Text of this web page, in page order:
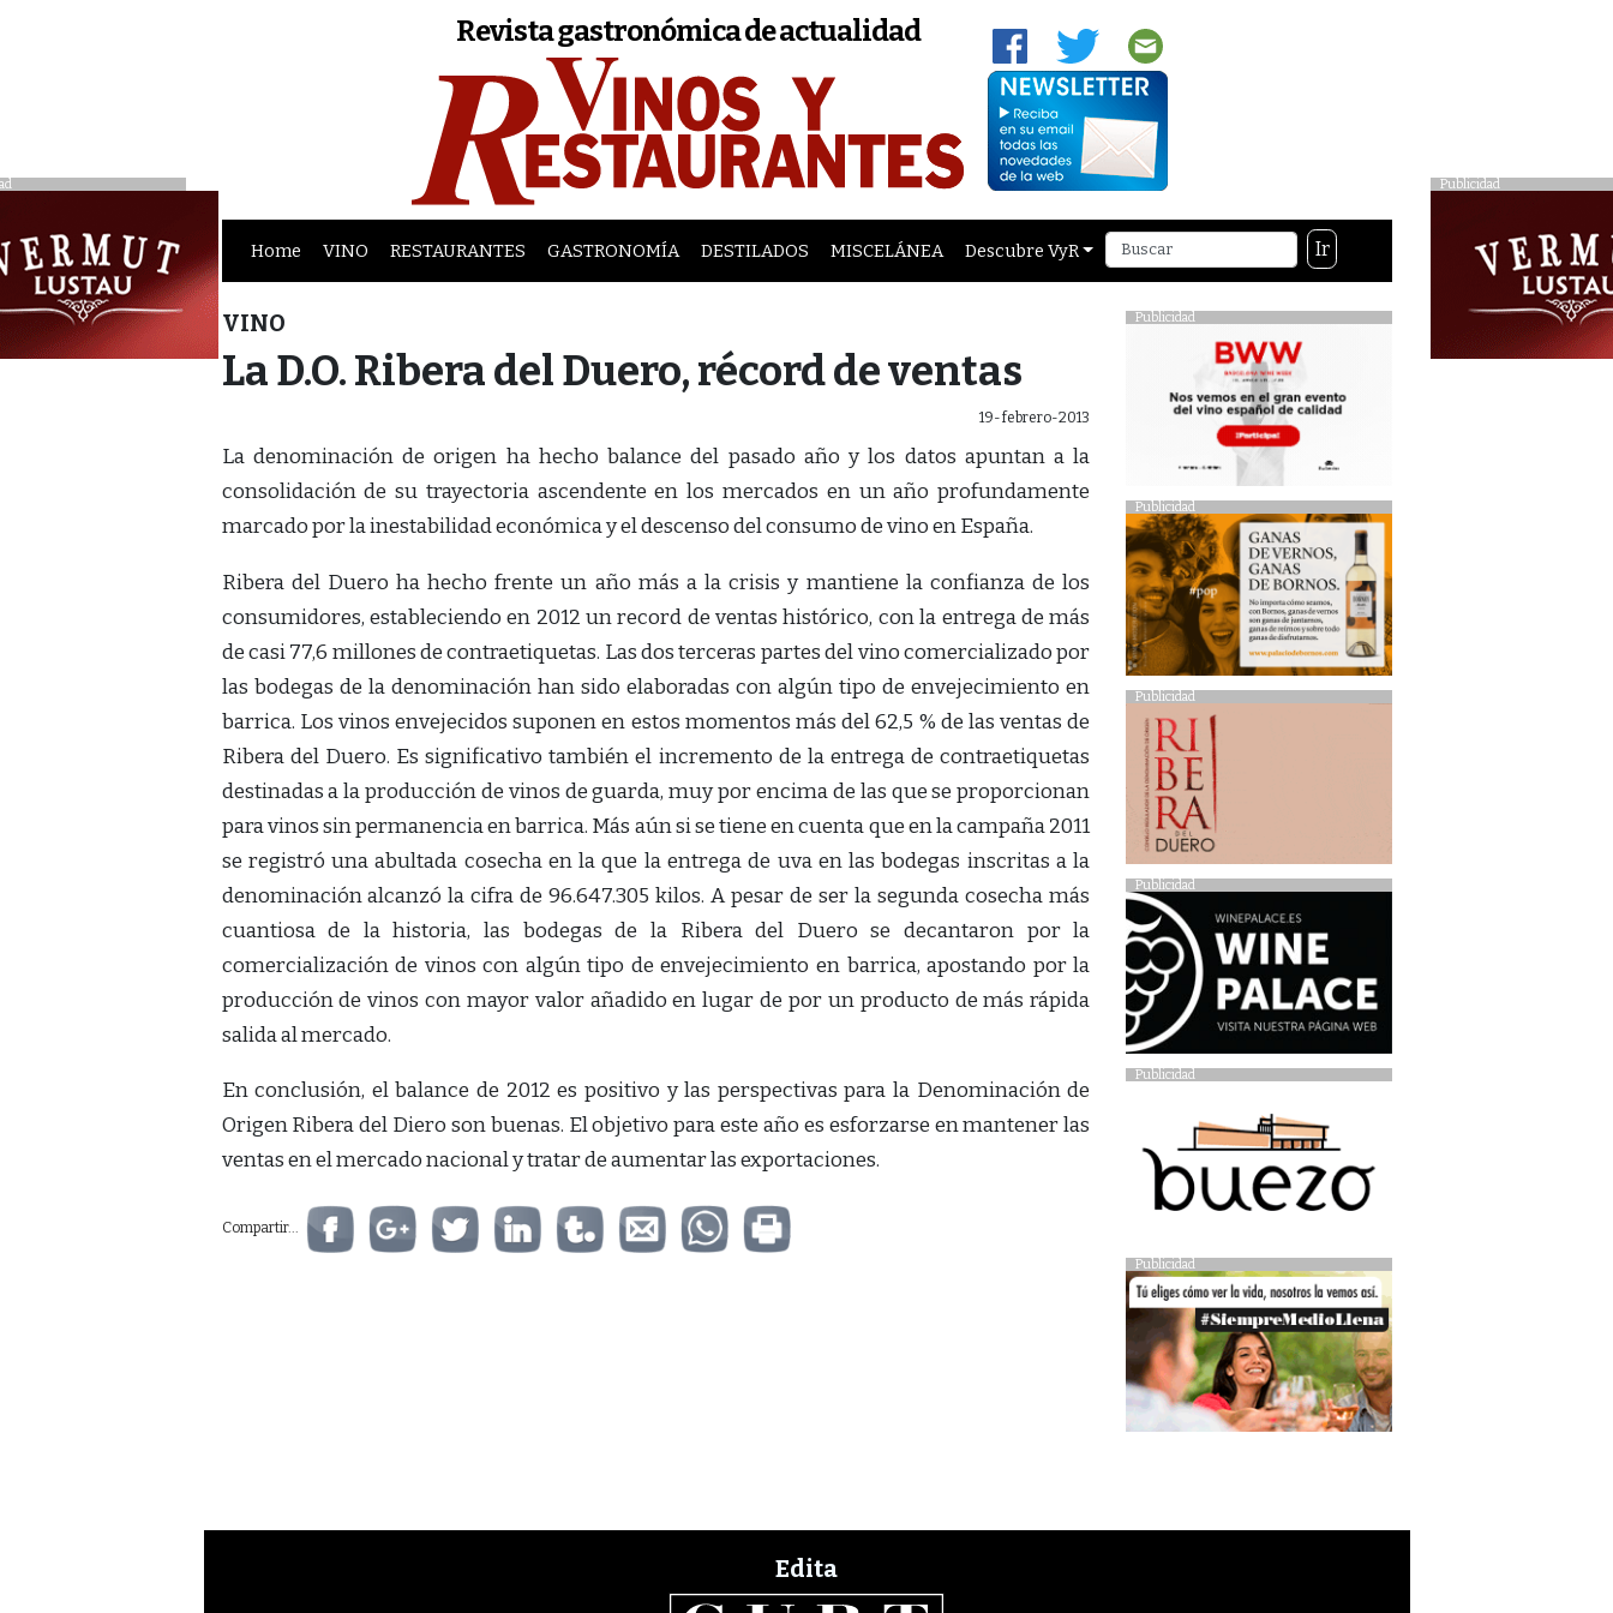
Publicidad
Revista gastronómica de actualidad
Home VINO RESTAURANTES GASTRONOMÍA DESTILADOS MISCELÁNEA Descubre VyR Ir
VINO
La D.O. Ribera del Duero, récord de ventas
19-febrero-2013
La denominación de origen ha hecho balance del pasado año y los datos apuntan a la
consolidación de su trayectoria ascendente en los mercados en un año profundamente
marcado por la inestabilidad económica y el descenso del consumo de vino en España.
Ribera del Duero ha hecho frente un año más a la crisis y mantiene la confianza de los
consumidores, estableciendo en 2012 un record de ventas histórico, con la entrega de más
de casi 77,6 millones de contraetiquetas. Las dos terceras partes del vino comercializado por
las bodegas de la denominación han sido elaboradas con algún tipo de envejecimiento en
barrica. Los vinos envejecidos suponen en estos momentos más del 62,5 % de las ventas de
Ribera del Duero. Es significativo también el incremento de la entrega de contraetiquetas
destinadas a la producción de vinos de guarda, muy por encima de las que se proporcionan
para vinos sin permanencia en barrica. Más aún si se tiene en cuenta que en la campaña 2011
se registró una abultada cosecha en la que la entrega de uva en las bodegas inscritas a la
denominación alcanzó la cifra de 96.647.305 kilos. A pesar de ser la segunda cosecha más
cuantiosa de la historia, las bodegas de la Ribera del Duero se decantaron por la
comercialización de vinos con algún tipo de envejecimiento en barrica, apostando por la
producción de vinos con mayor valor añadido en lugar de por un producto de más rápida
salida al mercado.
En conclusión, el balance de 2012 es positivo y las perspectivas para la Denominación de
Origen Ribera del Diero son buenas. El objetivo para este año es esforzarse en mantener las
ventas en el mercado nacional y tratar de aumentar las exportaciones.
Compartir...
Publicidad
Publicidad
Publicidad
Publicidad
Publicidad
Publicidad
Edita